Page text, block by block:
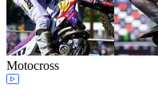
Motocross